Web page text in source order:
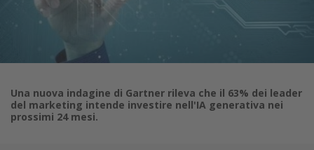
Una nuova indagine di Gartner rileva che il 63% dei leader
del marketing intende investire nell'IA generativa nei
prossimi 24 mesi.